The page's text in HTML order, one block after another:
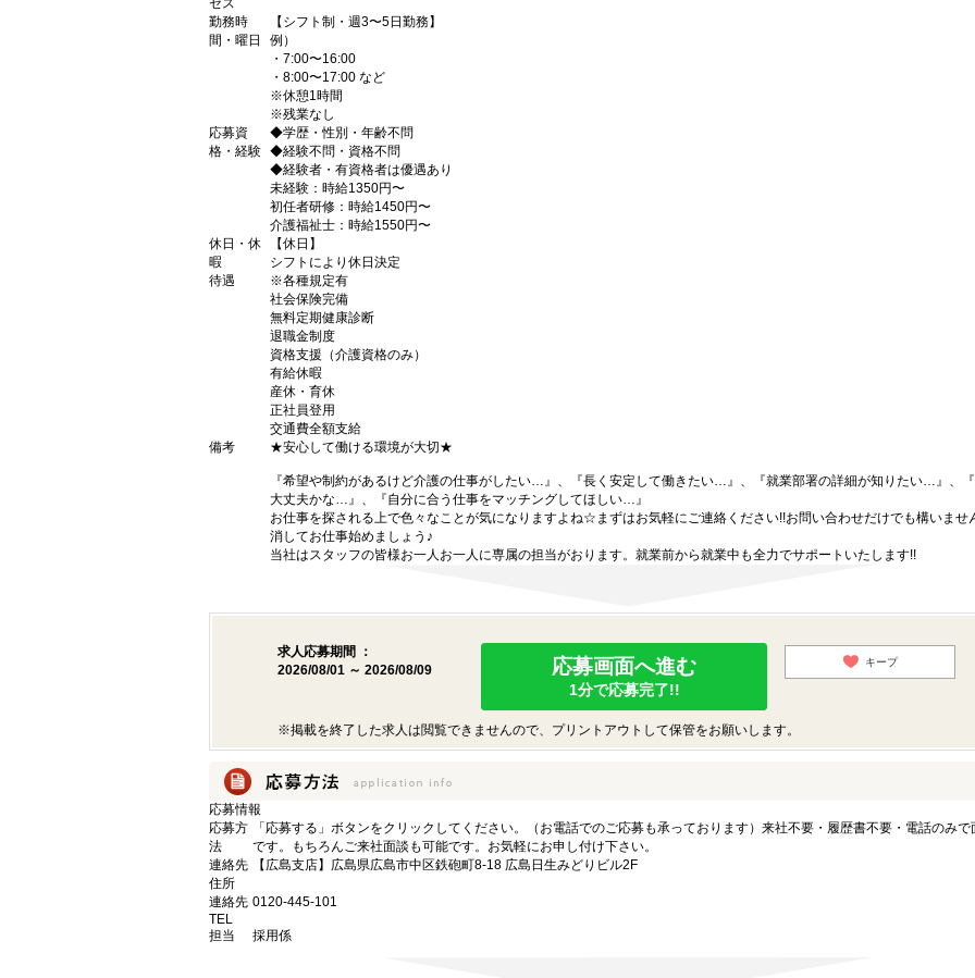
セス
勤務時
間・曜日
【シフト制・週3〜5日勤務】
例）
・7:00〜16:00
・8:00〜17:00 など
※休憩1時間
※残業なし
応募資
格・経験
◆学歴・性別・年齢不問
◆経験不問・資格不問
◆経験者・有資格者は優遇あり
未経験：時給1350円〜
初任者研修：時給1450円〜
介護福祉士：時給1550円〜
休日・休
暇
【休日】
シフトにより休日決定
待遇
※各種規定有
社会保険完備
無料定期健康診断
退職金制度
資格支援（介護資格のみ）
有給休暇
産休・育休
正社員登用
交通費全額支給
備考
★安心して働ける環境が大切★
『希望や制約があるけど介護の仕事がしたい…』、『長く安定して働きたい…』、『就業部署の詳細が知りたい…』、
大丈夫かな…』、『自分に合う仕事をマッチングしてほしい…』
お仕事を探される上で色々なことが気になりますよね☆まずはお気軽にご連絡ください!!お問い合わせだけでも構いませ
消してお仕事始めましょう♪
当社はスタッフの皆様お一人お一人に専属の担当がおります。就業前から就業中も全力でサポートいたします!!
求人応募期間 ：
2026/08/01 ～ 2026/08/09
応募画面へ進む
1分で応募完了!!
キープ
※掲載を終了した求人は閲覧できませんので、プリントアウトして保管をお願いします。
応募情報
応募方
法
「応募する」ボタンをクリックしてください。（お電話でのご応募も承っております）来社不要・履歴書不要・電話のみで
です。もちろんご来社面談も可能です。お気軽にお申し付け下さい。
連絡先
住所
【広島支店】広島県広島市中区鉄砲町8-18 広島日生みどりビル2F
連絡先
TEL
0120-445-101
担当 採用係